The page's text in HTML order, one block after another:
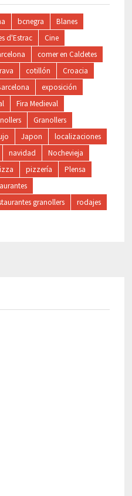
bcnegra
Blanes
d'Estrac
Cine
comer en Caldetes
cotillón
Croacia
exposición
Fira Medieval
Granollers
Japon
localizaciones
navidad
Nochevieja
pizzería
Plensa
granollers
rodajes